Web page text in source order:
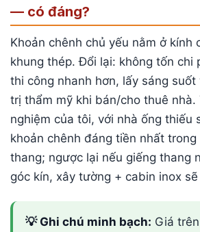
— có đáng?
Khoản chênh chủ yếu nằm ở kính
khung thép. Đổi lại: không tốn chi
thi công nhanh hơn, lấy sáng suốt
trị thẩm mỹ khi bán/cho thuê nhà.
nghiệm của tôi, với nhà ống thiếu
khoản chênh đáng tiền nhất
thang; ngược lại nếu giếng thang
góc kín, xây tường + cabin inox
💡 Ghi chú minh bạch: Giá